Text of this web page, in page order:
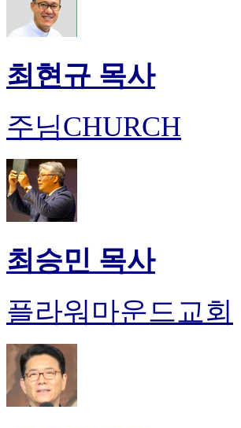
최현규 목사
주님CHURCH
최승민 목사
플라워마운드교회